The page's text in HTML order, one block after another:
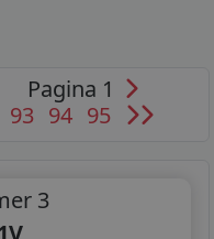
Pagina 1
93 94 95
3